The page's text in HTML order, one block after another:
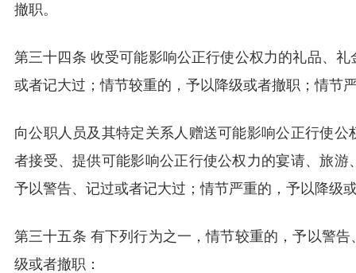
撤职。
第三十四条 收受可能影响公正行使公权力的礼品、
或者记大过；情节较重的，予以降级或者撤职；情节
向公职人员及其特定关系人赠送可能影响公正行使
者接受、提供可能影响公正行使公权力的宴请、旅
予以警告、记过或者记大过；情节严重的，予以降级
第三十五条 有下列行为之一，情节较重的，予以警
级或者撤职：